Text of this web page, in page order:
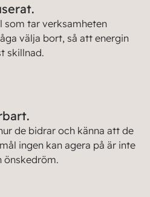
som tar verksamheten
välja bort, så att energin
skillnad.
de bidrar och känna att de
ingen kan agera på är inte
önskedröm.